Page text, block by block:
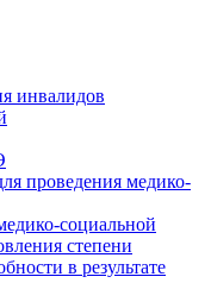
инвалидов
проведения медико-
социальной
степени
в результате